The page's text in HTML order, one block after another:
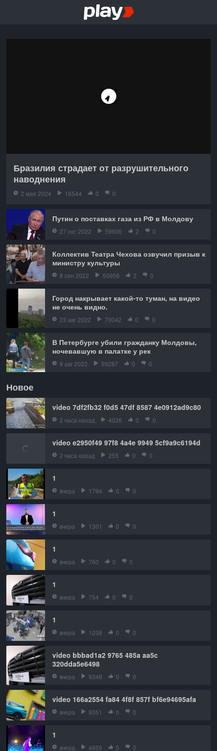
Бразилия страдает от разрушительного
наводнения
2 мая 2024 16544 0 0
Путин о поставках газа из РФ в Молдову
27 окт 2022 59930 2 0
Коллектив Театра Чехова озвучил призыв к
министру культуры
8 сен 2022 50958 2 0
Город накрывает какой-то туман, на видео
не очень видно.
23 авг 2022 70042 0 0
В Петербурге убили гражданку Молдовы,
ночевавшую в палатке у рек
9 авг 2022 59287 0 0
Новое
video 7df2fb32 f0d5 47df 8587 4e0912ad9c80
2 часа назад 4026 0 0
video e2950f49 97f8 4a4e 9949 5cf9a9c6194d
2 часа назад 255 0 0
1
вчера 1794 0 0
1
вчера 1301 0 0
1
вчера 760 0 0
1
вчера 754 0 0
1
вчера 1238 0 0
video bbbad1a2 9765 485a aa5c
320dda5e6498
вчера 9348 0 0
video 166a2554 fa84 4f8f 857f bf6e94695afa
вчера 9351 0 0
1
вчера 4959 0 0